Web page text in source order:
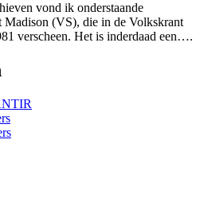
vond ik onderstaande
Madison (VS), die in de Volkskrant
verscheen. Het is inderdaad een….